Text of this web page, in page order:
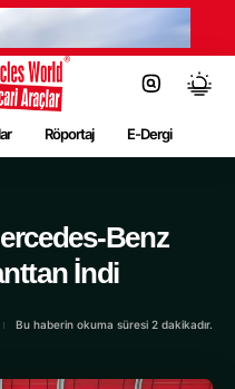
Röportaj E-Dergi
Benz
İndi
Bu haberin okuma süresi 2 dakikadır.